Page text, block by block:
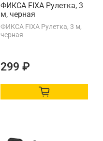
ФИКСА FIXA Рулетка, 3
м, черная
ФИКСА FIXA Рулетка, 3 м,
черная
299 ₽